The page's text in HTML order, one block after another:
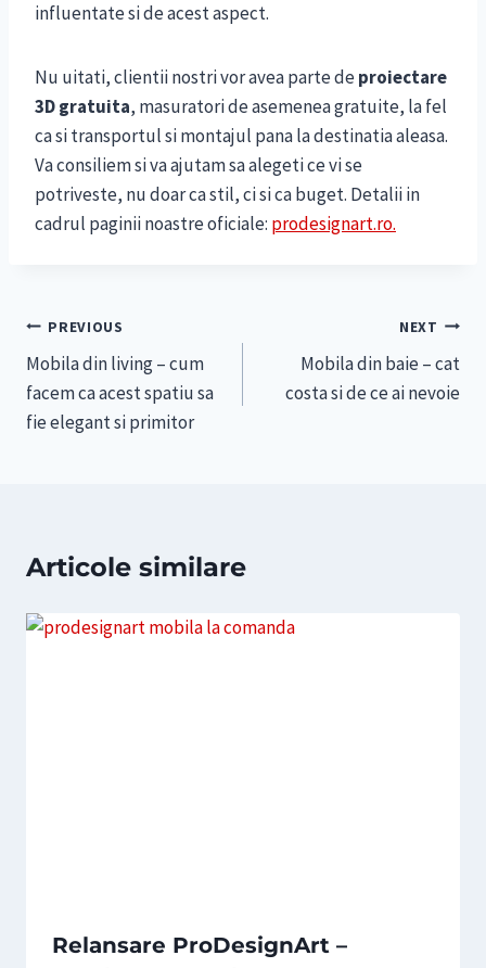
influentate si de acest aspect.
Nu uitati, clientii nostri vor avea parte deproiectare
3D gratuita, masuratori de asemenea gratuite, la fel
ca si transportul si montajul pana la destinatia aleasa.
Va consiliem si va ajutam sa alegeti ce vi se
potriveste, nu doar ca stil, ci si ca buget. Detalii in
cadrul paginii noastre oficiale: prodesignart.ro.
Navigare
în
articole
PREVIOUS
Mobila din living – cum
facem ca acest spatiu sa
fie elegant si primitor
NEXT
Mobila din baie – cat
costa si de ce ai nevoie
Articole similare
Relansare ProDesignArt –